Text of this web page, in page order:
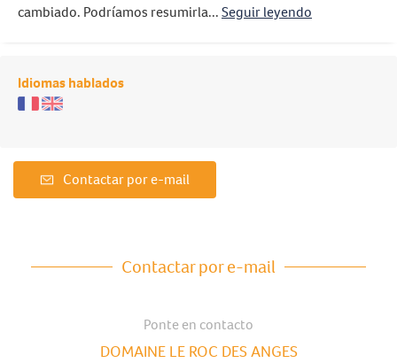
cambiado. Podríamos resumirla...Seguir leyendo
Idiomas hablados
Contactar por e-mail
Contactar por e-mail
Ponte en contacto
DOMAINE LE ROC DES ANGES